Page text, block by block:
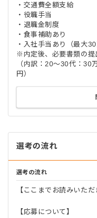
・交通費全額支給
・役職手当
・退職金制度
・食事補助あり
・入社手当あり（最大30
※内定後、必要書類の提
（内訳：20～30代：30
円）
選考の流れ
選考の流れ
【ここまでお読みいた
【応募について】